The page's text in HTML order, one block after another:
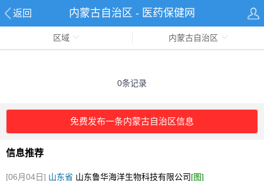
返回 内蒙古自治区 - 医药保健网
区域 内蒙古自治区
0条记录
免费发布一条内蒙古自治区信息
信息推荐
[06月04日] 山东省 山东鲁华海洋生物科技有限公司[图]